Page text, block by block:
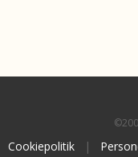
Cookiepolitik |